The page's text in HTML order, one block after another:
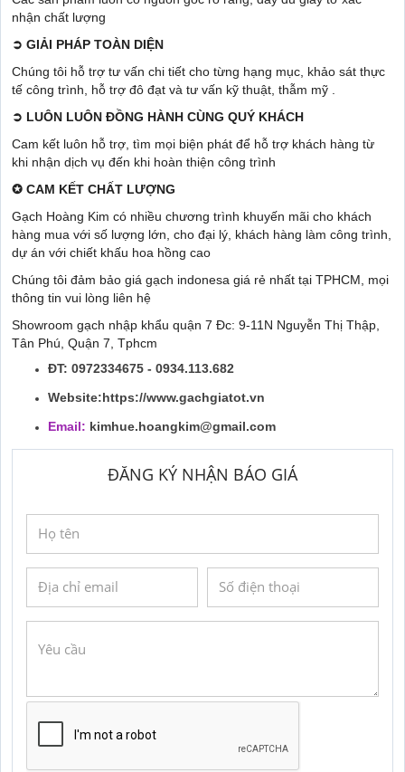
nhận chất lượng
➲ GIẢI PHÁP TOÀN DIỆN
Chúng tôi hỗ trợ tư vấn chi tiết cho từng hạng mục, khảo sát thực
tế công trình, hỗ trợ đô đạt và tư vấn kỹ thuật, thẫm mỹ .
➲ LUÔN LUÔN ĐỒNG HÀNH CÙNG QUÝ KHÁCH
Cam kết luôn hỗ trợ, tìm mọi biện phát để hỗ trợ khách hàng từ
khi nhận dịch vụ đến khi hoàn thiện công trình
✪ CAM KẾT CHẤT LƯỢNG
Gạch Hoàng Kim có nhiều chương trình khuyến mãi cho khách
hàng mua với số lượng lớn, cho đại lý, khách hàng làm công trình,
dự án với chiết khấu hoa hồng cao
Chúng tôi đảm bảo giá gạch indonesa giá rẻ nhất tại TPHCM, mọi
thông tin vui lòng liên hệ
Showroom gạch nhập khẩu quận 7 Đc: 9-11N Nguyễn Thị Thập,
Tân Phú, Quận 7, Tphcm
ĐT: 0972334675 - 0934.113.682
Website:https://www.gachgiatot.vn
Email: kimhue.hoangkim@gmail.com
ĐĂNG KÝ NHẬN BÁO GIÁ